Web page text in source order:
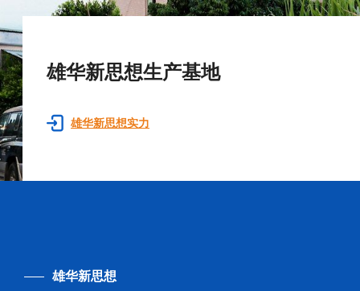
雄华新思想生产基地
雄华新思想实力
雄华新思想